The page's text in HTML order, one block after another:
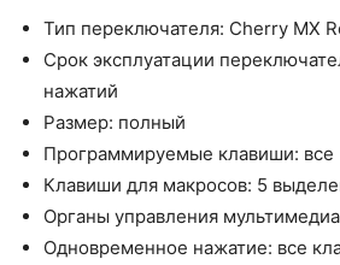
Тип переключателя: Cherry MX
Срок эксплуатации
нажатий
Размер: полный
Программируемые клавиши: все
Клавиши для макросов: 5
Органы управления
Одновременное нажатие: все